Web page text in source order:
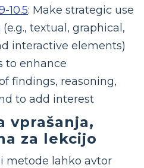
10.5: Make strategic use
textual, graphical,
interactive elements)
to enhance
findings, reasoning,
to add interest
vprašanja,
za lekcijo
metode lahko avtor